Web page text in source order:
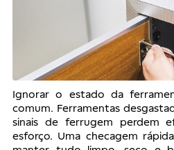
Ignorar o estado da
comum. Ferramentas
sinais de ferrugem perdem
esforço. Uma checagem